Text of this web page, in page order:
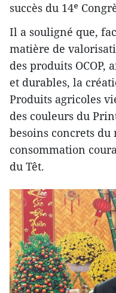
succès du 14ᵉ
Il a souligné que,
matière de
des produits OCOP,
et durables, la
Produits agricoles
des couleurs du
besoins concrets
consommation
du Têt.